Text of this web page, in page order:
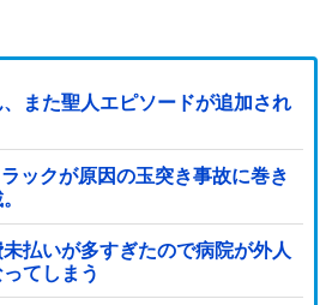
、また聖人エピソードが追加され
ックが原因の玉突き事故に巻き
未払いが多すぎたので病院が外人
てしまう